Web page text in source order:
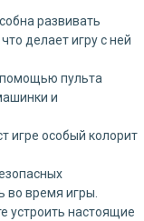
развивать
делает игру с ней
пульта
и
игре особый колорит
во время игры.
устроить настоящие